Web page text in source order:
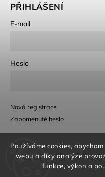
Používáme cookies,
webu a díky analýze
funkce, výkon a
PŘIHLÁŠENÍ
E-mail
Heslo
Nová registrace
Zapomenuté heslo